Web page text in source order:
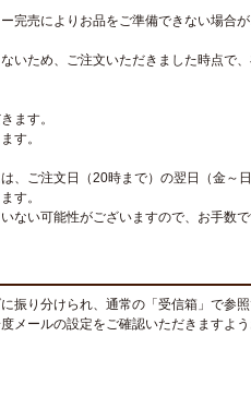
完売によりお品をご準備できない場合
いため、ご注文いただきました時点で
ます。
す。
、ご注文日（20時まで）の翌日（金～
す。
ない可能性がございますので、お手数
振り分けられ、通常の「受信箱」で参
メールの設定をご確認いただきますよ